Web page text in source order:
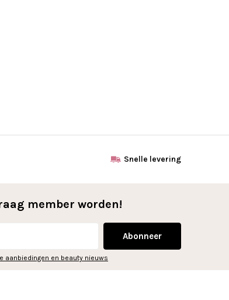
Snelle levering
member worden!
Abonneer
aanbiedingen en beauty nieuws